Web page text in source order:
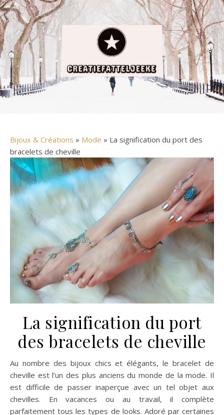
Bijoux & Créations » Mode » La signification du port des
bracelets de cheville
La signification du port
des bracelets de cheville
Au nombre des bijoux chics et élégants, le bracelet de
cheville est l’un des plus anciens du monde de la mode. Il
est difficile de passer inaperçue avec un tel objet aux
chevilles. En vacances ou au travail, il complète
parfaitement tous les types de looks. Adoré par certaines